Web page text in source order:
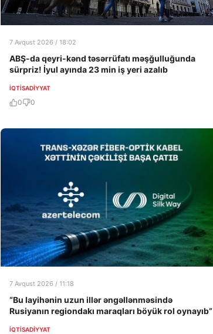
7 Avqust 2026 / 18:02
ABŞ-da qeyri-kənd təsərrüfatı məşğulluğunda
sürpriz! İyul ayında 23 min iş yeri azalıb
İQTISADIYYAT
0 0
7 Avqust 2026 / 11:18
“Bu layihənin uzun illər əngəllənməsində
Rusiyanın regiondakı maraqları böyük rol oynayıb”
İQTISADIYYAT